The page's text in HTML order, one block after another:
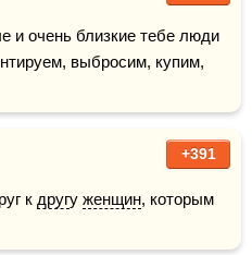
и очень близкие тебе люди
выбросим, купим,
+391
к другу женщин, которым